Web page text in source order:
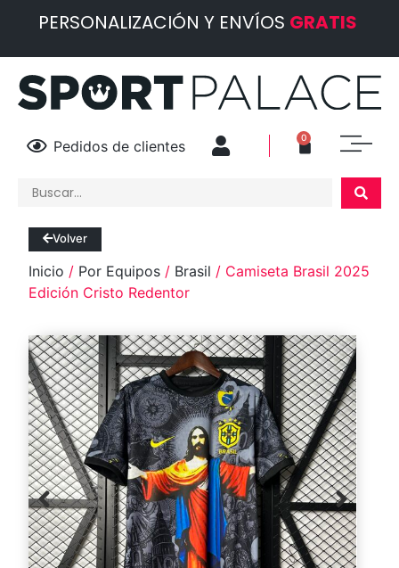
PERSONALIZACIÓN Y ENVÍOS GRATIS
Pedidos de clientes 0
Volver
Inicio / Por Equipos / Brasil / Camiseta Brasil 2025
Edición Cristo Redentor